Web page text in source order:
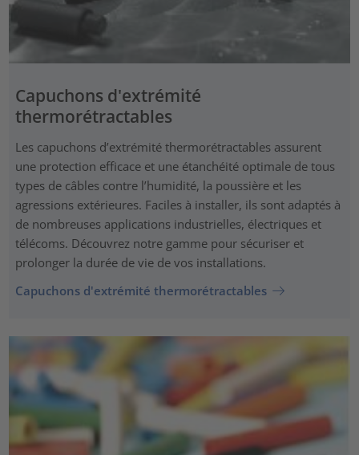
Capuchons d'extrémité
thermorétractables
Les capuchons d’extrémité thermorétractables assurent
une protection efficace et une étanchéité optimale de tous
types de câbles contre l’humidité, la poussière et les
agressions extérieures. Faciles à installer, ils sont adaptés à
de nombreuses applications industrielles, électriques et
télécoms. Découvrez notre gamme pour sécuriser et
prolonger la durée de vie de vos installations.
Capuchons d'extrémité thermorétractables